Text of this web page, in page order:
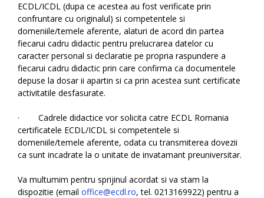
ECDL/ICDL (dupa ce acestea au fost verificate prin
confruntare cu originalul) si competentele si
domeniile/temele aferente, alaturi de acord din partea
fiecarui cadru didactic pentru prelucrarea datelor cu
caracter personal si declaratie pe propria raspundere a
fiecarui cadru didactic prin care confirma ca documentele
depuse la dosar ii apartin si ca prin acestea sunt certificate
activitatile desfasurate.
· Cadrele didactice vor solicita catre ECDL Romania
certificatele ECDL/ICDL si competentele si
domeniile/temele aferente, odata cu transmiterea dovezii
ca sunt incadrate la o unitate de invatamant preuniversitar.
Va multumim pentru sprijinul acordat si va stam la
dispozitie (email office@ecdl.ro, tel. 0213169922) pentru a